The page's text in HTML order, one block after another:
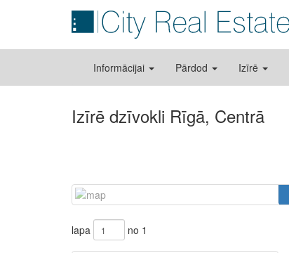
Informācijai Pārdod Izīrē
Izīrē dzīvokli Rīgā, Centrā
lapa no 1